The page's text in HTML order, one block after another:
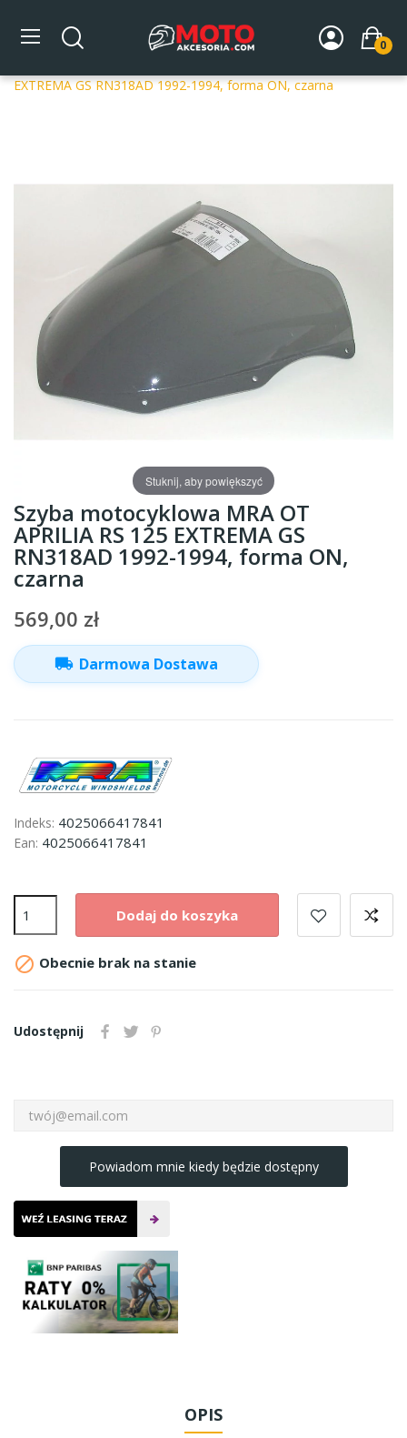
0
Strona główna DLA MOTOCYKLA Szyby
Szyby
EXTREMA GS RN318AD 1992-1994, forma ON, czarna
Stuknij, aby powiększyć
Szyba motocyklowa MRA OT
APRILIA RS 125 EXTREMA GS
RN318AD 1992-1994, forma ON,
czarna
569,00 zł
local_shipping Darmowa Dostawa
Indeks: 4025066417841
Ean: 4025066417841
Dodaj do koszyka
 Obecnie brak na stanie
Udostępnij
Powiadom mnie kiedy będzie dostępny
OPIS